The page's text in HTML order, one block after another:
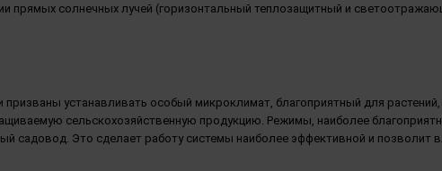
прямых солнечных лучей (горизонтальный теплозащитный и
устанавливать особый микроклимат, благоприятный для
сельскохозяйственную продукцию. Режимы, наиболее
садовод. Это сделает работу системы наиболее эффективной и позволит